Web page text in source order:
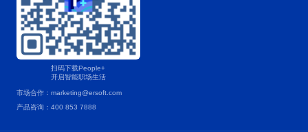
扫码下载People+
开启智能职场生活
市场合作：marketing@ersoft.com
产品咨询：400 853 7888